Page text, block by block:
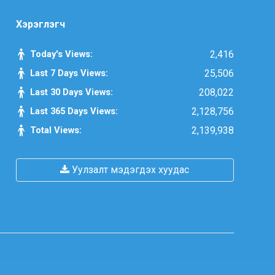
газрын 2025 оны эхний хагас
биелэлт
газрын 2025 оны гүйцэтгэлийн
төлөвлөгөө
шийдвэрийн хэрэгжилтэд хийсэн
хяналт шинжилгээний тайлан
Засгийн газрын Иргэд, олон
Хэрэглэгч
Today's Views: 2,416
Last 7 Days Views: 25,506
Last 30 Days Views: 208,022
Last 365 Days Views: 2,128,756
Total Views: 2,139,938
Уулзалт мэдэгдэх хуудас